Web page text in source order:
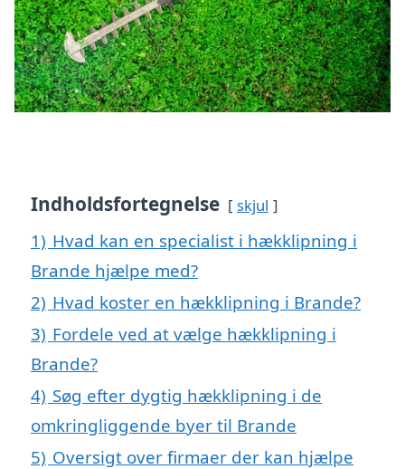
Indholdsfortegnelse skjul
1) Hvad kan en specialist i hækklipning i
Brande hjælpe med?
2) Hvad koster en hækklipning i Brande?
3) Fordele ved at vælge hækklipning i
Brande?
4) Søg efter dygtig hækklipning i de
omkringliggende byer til Brande
5) Oversigt over firmaer der kan hjælpe